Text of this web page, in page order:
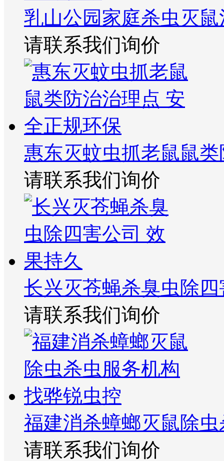
乳山公园家庭杀虫灭
请联系我们询价
惠东灭蚊虫抓老鼠鼠
请联系我们询价
长兴灭苍蝇杀臭虫除
请联系我们询价
福建消杀蟑螂灭鼠除
请联系我们询价